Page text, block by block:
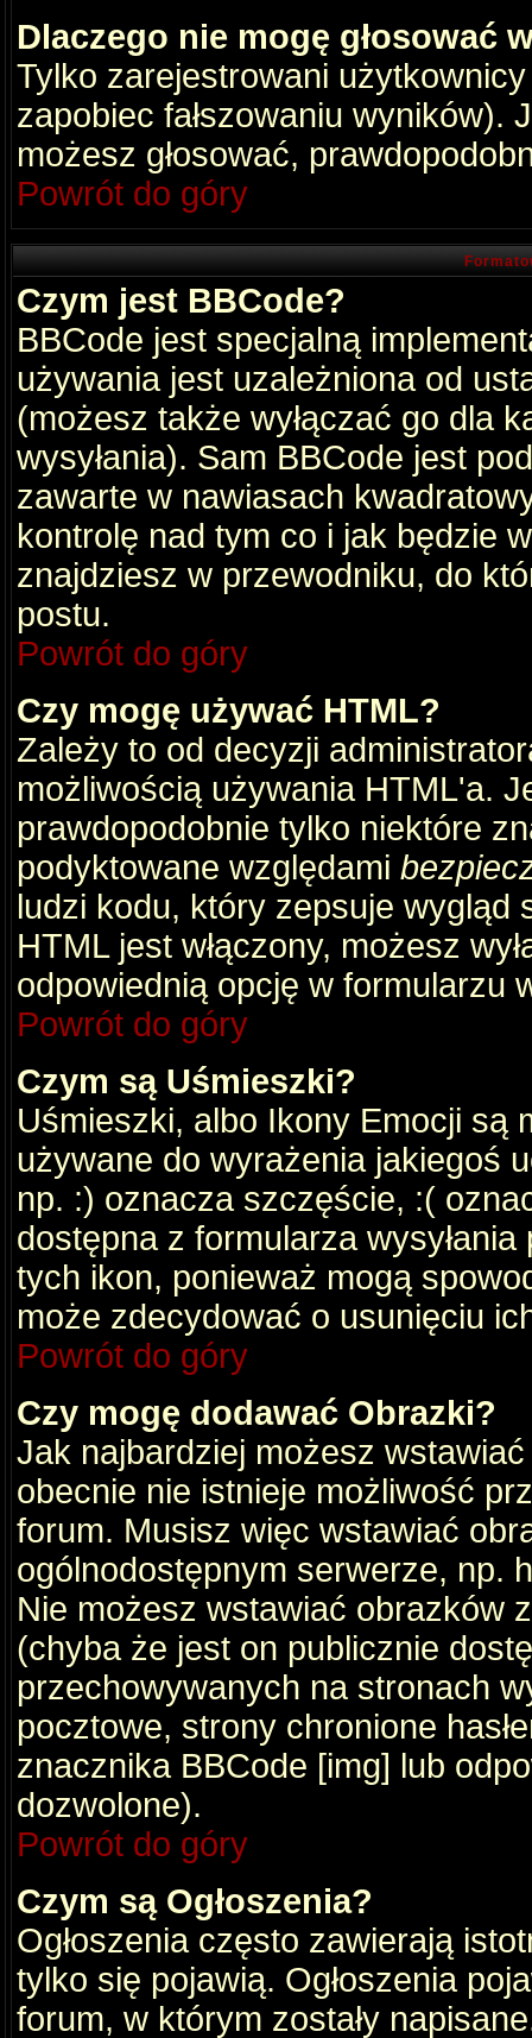
Dlaczego nie mogę głosować
Tylko zarejestrowani
zapobiec fałszowaniu wyników).
możesz głosować,
Powrót do góry
Czym jest BBCode?
BBCode jest specjalną
używania jest uzależniona od
(możesz także wyłączać go dla
wysyłania). Sam BBCode jest
zawarte w nawiasach
kontrolę nad tym co i jak będzie
znajdziesz w przewodniku, do
postu.
Powrót do góry
Czy mogę używać HTML?
Zależy to od decyzji
możliwością używania HTML'a.
prawdopodobnie tylko niektóre
podyktowane względami
ludzi kodu, który zepsuje wygląd
HTML jest włączony, możesz
odpowiednią opcję w formularzu
Powrót do góry
Czym są Uśmieszki?
Uśmieszki, albo Ikony Emocji są
używane do wyrażenia jakiegoś
np. :) oznacza szczęście, :(
dostępna z formularza
tych ikon, ponieważ mogą
może zdecydować o usunięciu
Powrót do góry
Czy mogę dodawać Obrazki?
Jak najbardziej możesz
obecnie nie istnieje możliwość
forum. Musisz więc wstawiać
ogólnodostępnym serwerze, np.
Nie możesz wstawiać obrazków
(chyba że jest on publicznie
przechowywanych na stronach
pocztowe, strony chronione
znacznika BBCode [img] lub
dozwolone).
Powrót do góry
Czym są Ogłoszenia?
Ogłoszenia często zawierają
tylko się pojawią. Ogłoszenia
forum, w którym zostały